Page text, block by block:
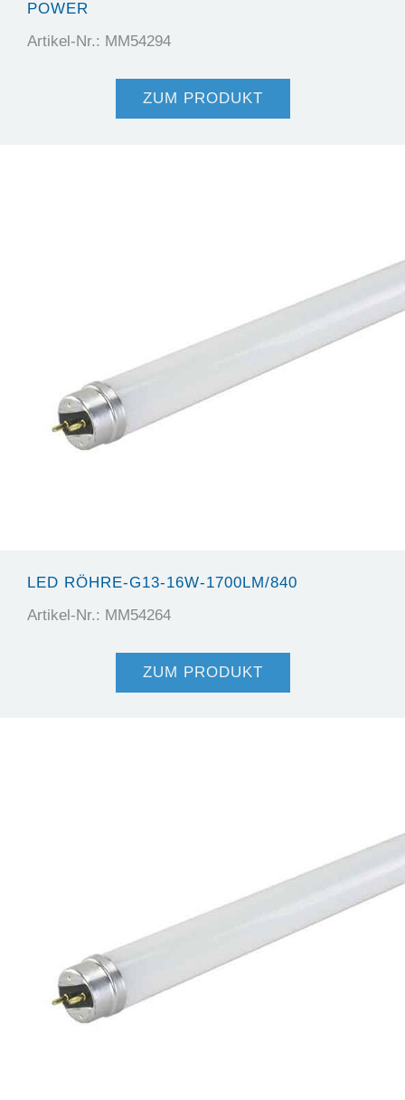
POWER
Artikel-Nr.: MM54294
ZUM PRODUKT
LED RÖHRE-G13-16W-1700LM/840
Artikel-Nr.: MM54264
ZUM PRODUKT